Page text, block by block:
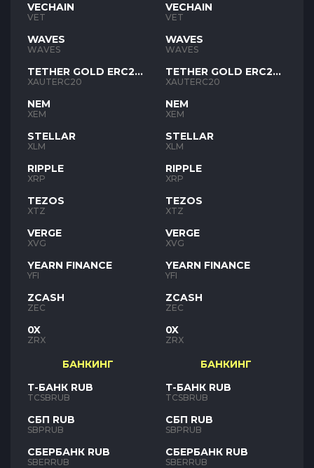
VECHAIN
VET
WAVES
WAVES
TETHER GOLD ERC20
XAUT
XAUTERC20
NEM
XEM
STELLAR
XLM
RIPPLE
XRP
TEZOS
XTZ
VERGE
XVG
YEARN FINANCE
YFI
ZCASH
ZEC
0X
ZRX
БАНКИНГ
Т-БАНК RUB
TCSBRUB
СБП RUB
SBPRUB
СБЕРБАНК RUB
SBERRUB
VECHAIN
VET
WAVES
WAVES
TETHER GOLD ERC20
XAUT
XAUTERC20
NEM
XEM
STELLAR
XLM
RIPPLE
XRP
TEZOS
XTZ
VERGE
XVG
YEARN FINANCE
YFI
ZCASH
ZEC
0X
ZRX
БАНКИНГ
Т-БАНК RUB
TCSBRUB
СБП RUB
SBPRUB
СБЕРБАНК RUB
SBERRUB